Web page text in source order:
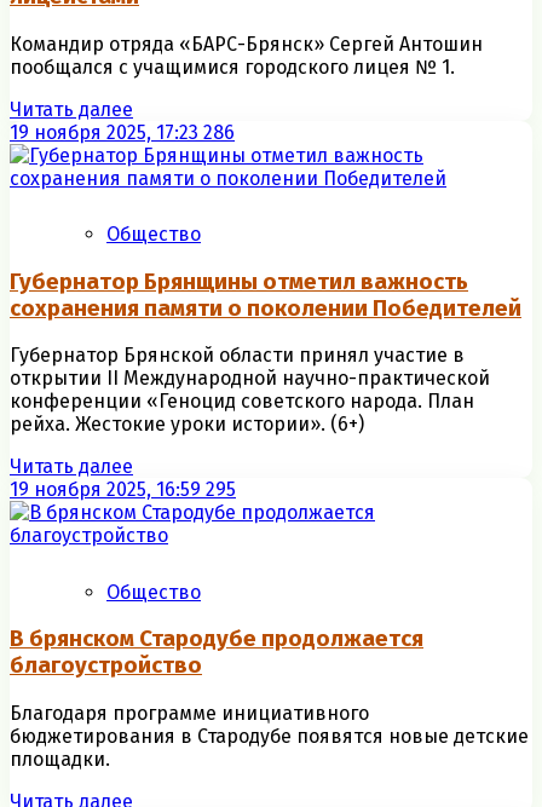
Командир отряда «БАРС-Брянск» Сергей Антошин
пообщался с учащимися городского лицея № 1.
Читать далее
19 ноября 2025, 17:23 286
Общество
Губернатор Брянщины отметил важность
сохранения памяти о поколении Победителей
Губернатор Брянской области принял участие в
открытии II Международной научно-практической
конференции «Геноцид советского народа. План
рейха. Жестокие уроки истории». (6+)
Читать далее
19 ноября 2025, 16:59 295
Общество
В брянском Стародубе продолжается
благоустройство
Благодаря программе инициативного
бюджетирования в Стародубе появятся новые детские
площадки.
Читать далее